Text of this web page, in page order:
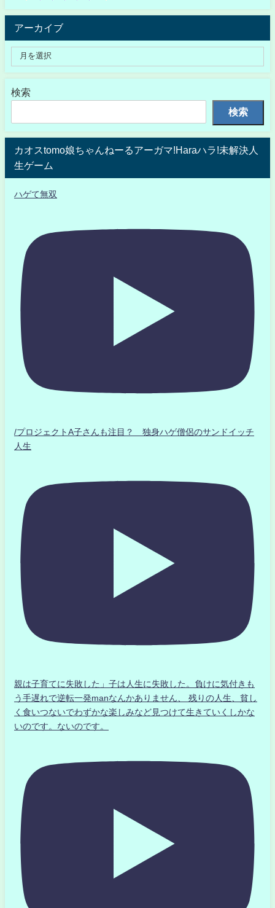
アーカイブ
検索
検索
カオスtomo娘ちゃんねーるアーガマ!Haraハラ!未解決人
生ゲーム
ハゲて無双
/プロジェクトA子さんも注目？ 独身ハゲ僧侶のサンドイッチ
人生
親は子育てに失敗した」子は人生に失敗した。負けに気付きも
う手遅れで逆転一発manなんかありません、 残りの人生、貧し
く食いつないでわずかな楽しみなど見つけて生きていくしかな
いのです。ないのです。